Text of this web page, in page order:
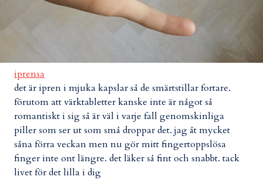
iprensa
det är ipren i mjuka kapslar så de smärtstillar fortare.
förutom att värktabletter kanske inte är något så
romantiskt i sig så är väl i varje fall genomskinliga
piller som ser ut som små droppar det. jag åt mycket
såna förra veckan men nu gör mitt fingertoppslösa
finger inte ont längre. det läker så fint och snabbt. tack
livet för det lilla i dig